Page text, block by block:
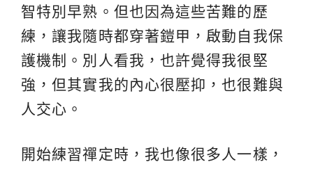
智特別早熟。但也因為這些苦難的歷
練，讓我隨時都穿著鎧甲，啟動自我保
護機制。別人看我，也許覺得我很堅
強，但其實我的內心很壓抑，也很難與
人交心。
開始練習禪定時，我也像很多人一樣，